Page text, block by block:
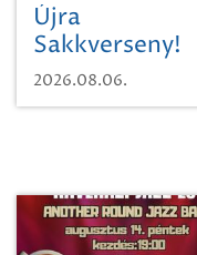
Újra
Sakkverseny!
2026.08.06.